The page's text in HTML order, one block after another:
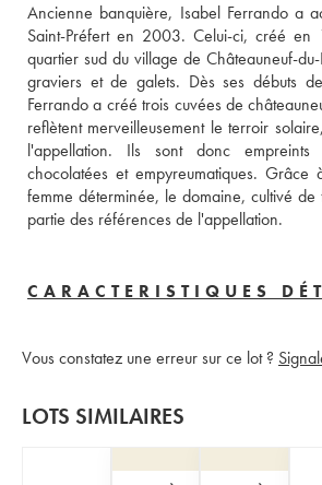
Ancienne banquière, Isabel Ferrando a
Saint-Préfert en 2003. Celui-ci, créé en
quartier sud du village de Châteauneuf-
graviers et de galets. Dès ses débuts
Ferrando a créé trois cuvées de
reflètent merveilleusement le terroir
l'appellation. Ils sont donc
chocolatées et empyreumatiques.
femme déterminée, le domaine, cultivé
partie des références de l'appellation.
CARACTERISTIQUES
Vous constatez une erreur sur ce lot ?
LOTS SIMILAIRES